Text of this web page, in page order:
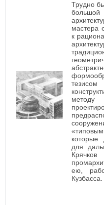
Трудно
мастера
к
которые
для
ею,
Кузбасса.